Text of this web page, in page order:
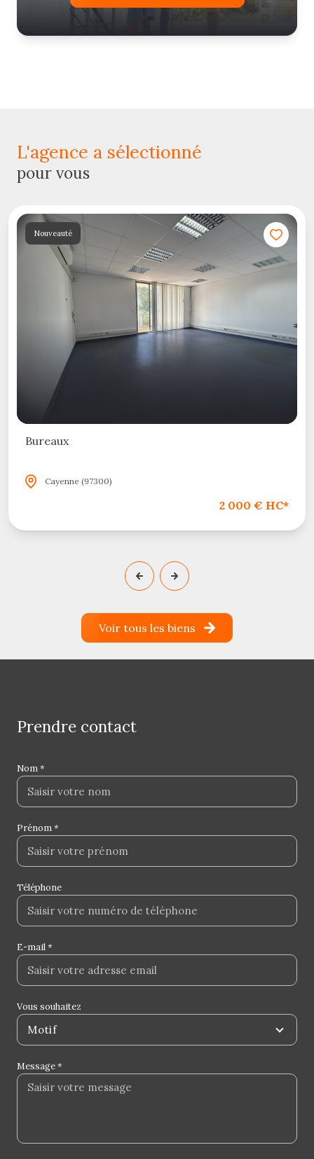
l'agence a sélectionné
pour vous
Nouveauté
Bureaux
Cayenne (97300)
2 000 € HC*
Voir tous les biens
prendre contact
Nom *
Prénom *
Téléphone
E-mail *
Vous souhaitez
Motif
Message *